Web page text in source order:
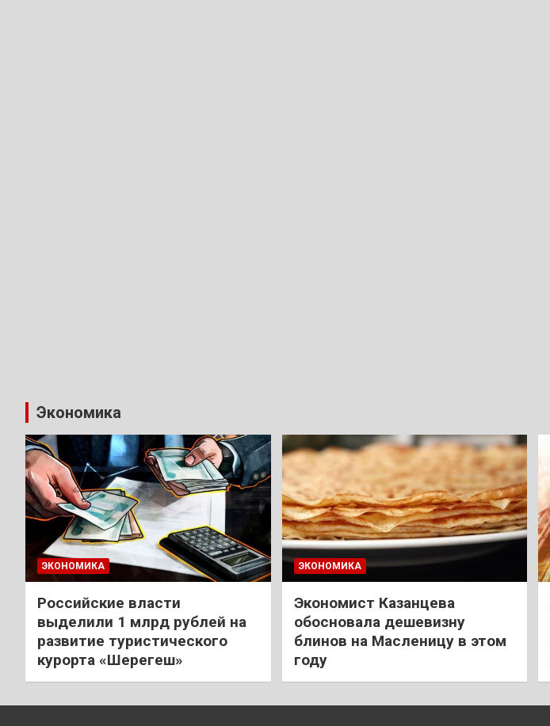
Экономика
ЭКОНОМИКА
Российские власти
выделили 1 млрд рублей на
развитие туристического
курорта «Шерегеш»
ЭКОНОМИКА
Экономист Казанцева
обосновала дешевизну
блинов на Масленицу в этом
году